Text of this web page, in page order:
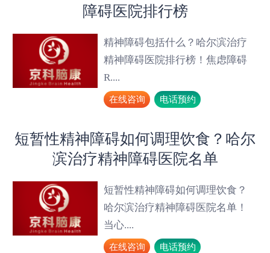
障碍医院排行榜
精神障碍包括什么？哈尔滨治疗
精神障碍医院排行榜！焦虑障碍
R....
在线咨询 电话预约
短暂性精神障碍如何调理饮食？哈尔
滨治疗精神障碍医院名单
短暂性精神障碍如何调理饮食？
哈尔滨治疗精神障碍医院名单！
当心....
在线咨询 电话预约